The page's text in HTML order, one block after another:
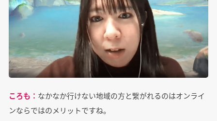
ころも： なかなか行けない地域の方と繋がれるのはオンライ
ンならではのメリットですね。